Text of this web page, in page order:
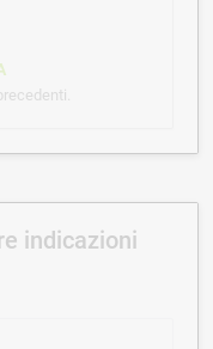
indicazioni